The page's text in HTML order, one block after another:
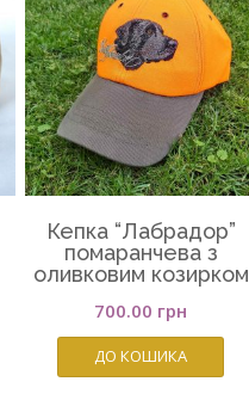
Кепка “Лабрадор”
помаранчева з
оливковим козирком
700.00 грн
ДО КОШИКА